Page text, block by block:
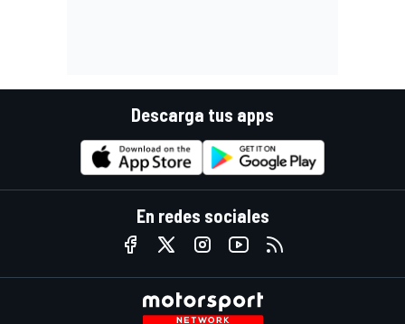
Descarga tus apps
En redes sociales